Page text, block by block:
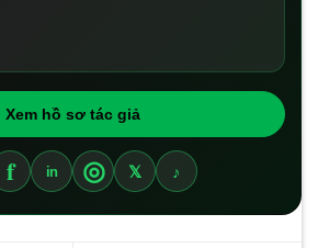
Xem hồ sơ tác giả
f in ◎ 𝕏 ♪